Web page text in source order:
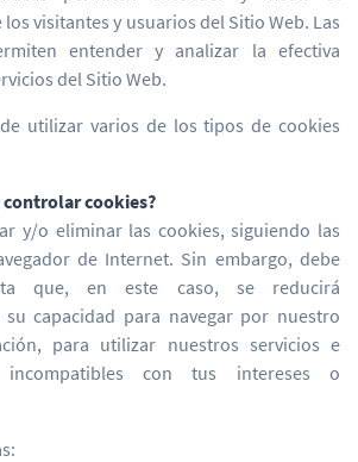
visitantes y usuarios del Sitio Web. Las
entender y analizar la efectiva
del Sitio Web.
utilizar varios de los tipos de cookies
controlar cookies?
y/o eliminar las cookies, siguiendo las
de Internet. Sin embargo, debe
que, en este caso, se reducirá
su capacidad para navegar por nuestro
para utilizar nuestros servicios e
incompatibles con tus intereses o